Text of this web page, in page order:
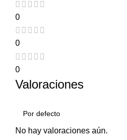
0
0
0
Valoraciones
No hay valoraciones aún.